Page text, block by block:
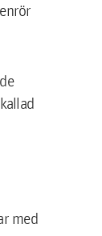
med